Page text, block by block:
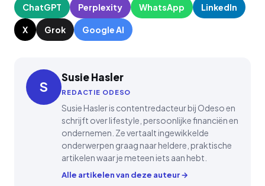
ChatGPT Perplexity WhatsApp LinkedIn
X Grok Google AI
S
Susie Hasler
REDACTIE ODESO
Susie Hasler is contentredacteur bij Odeso en
schrijft over lifestyle, persoonlijke financiën en
ondernemen. Ze vertaalt ingewikkelde
onderwerpen graag naar heldere, praktische
artikelen waar je meteen iets aan hebt.
Alle artikelen van deze auteur →